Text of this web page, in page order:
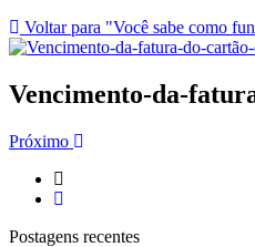
Voltar para "Você sabe como
Vencimento-da-
Próximo
Postagens recentes